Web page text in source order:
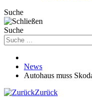
Suche
Suche
News
Autohaus muss
Zurück